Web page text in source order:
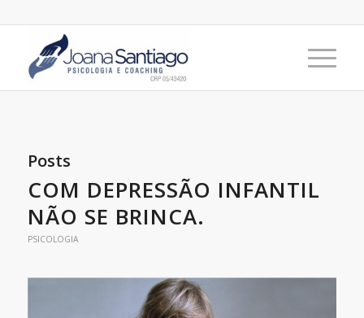
Posts
COM DEPRESSÃO INFANTIL
NÃO SE BRINCA.
PSICOLOGIA